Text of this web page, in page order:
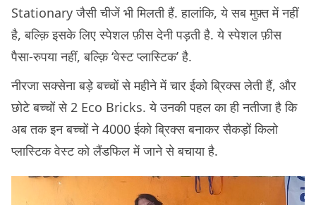
Stationary जैसी चीजें भी मिलती हैं. हालांकि, ये सब मुफ़्त में नहीं
है, बल्क़ि इसके लिए स्पेशल फ़ीस देनी पड़ती है. ये स्पेशल फ़ीस
पैसा-रुपया नहीं, बल्क़ि ‘वेस्ट प्लास्टिक’ है.
नीरजा सक्सेना बड़े बच्चों से महीने में चार ईको ब्रिक्स लेती हैं, और
छोटे बच्चों से 2 Eco Bricks. ये उनकी पहल का ही नतीजा है कि
अब तक इन बच्चों ने 4000 ईको ब्रिक्स बनाकर सैकड़ों किलो
प्लास्टिक वेस्ट को लैंडफिल में जाने से बचाया है.